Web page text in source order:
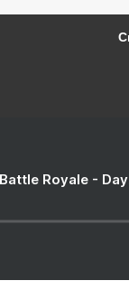
Royale -